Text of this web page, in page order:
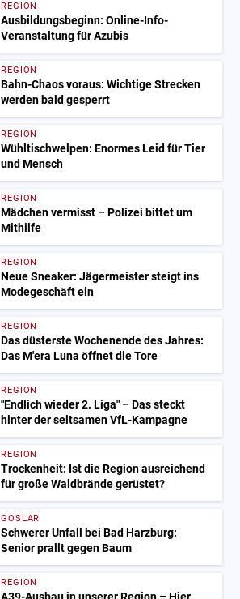
REGION
Ausbildungsbeginn: Online-Info-
Veranstaltung für Azubis
REGION
Bahn-Chaos voraus: Wichtige Strecken
werden bald gesperrt
REGION
Wühltischwelpen: Enormes Leid für Tier
und Mensch
REGION
Mädchen vermisst – Polizei bittet um
Mithilfe
REGION
Neue Sneaker: Jägermeister steigt ins
Modegeschäft ein
REGION
Das düsterste Wochenende des Jahres:
Das M'era Luna öffnet die Tore
REGION
"Endlich wieder 2. Liga" – Das steckt
hinter der seltsamen VfL-Kampagne
REGION
Trockenheit: Ist die Region ausreichend
für große Waldbrände gerüstet?
GOSLAR
Schwerer Unfall bei Bad Harzburg:
Senior prallt gegen Baum
REGION